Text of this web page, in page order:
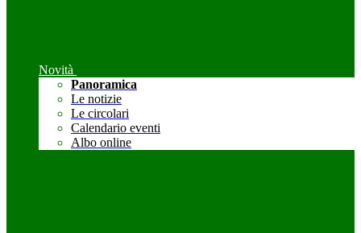
Novità
Panoramica
Le notizie
Le circolari
Calendario eventi
Albo online